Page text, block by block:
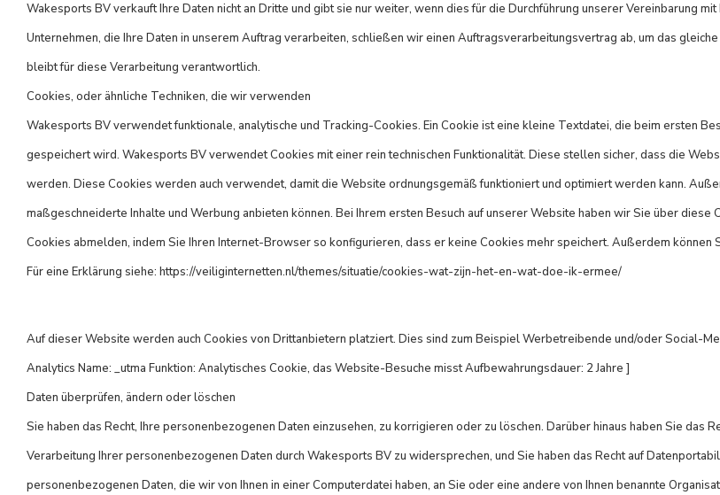
Wakesports BV verkauft Ihre Daten nicht an Dritte und gibt sie nur weiter, wenn dies für die Durchführung unserer Vereinbarung
Unternehmen, die Ihre Daten in unserem Auftrag verarbeiten, schließen wir einen Auftragsverarbeitungsvertrag ab, um das
bleibt für diese Verarbeitung verantwortlich.
Cookies, oder ähnliche Techniken, die wir verwenden
Wakesports BV verwendet funktionale, analytische und Tracking-Cookies. Ein Cookie ist eine kleine Textdatei, die beim ersten
gespeichert wird. Wakesports BV verwendet Cookies mit einer rein technischen Funktionalität. Diese stellen sicher, dass die
werden. Diese Cookies werden auch verwendet, damit die Website ordnungsgemäß funktioniert und optimiert werden kann.
maßgeschneiderte Inhalte und Werbung anbieten können. Bei Ihrem ersten Besuch auf unserer Website haben wir Sie über
Cookies abmelden, indem Sie Ihren Internet-Browser so konfigurieren, dass er keine Cookies mehr speichert. Außerdem
Für eine Erklärung siehe: https://veiliginternetten.nl/themes/situatie/cookies-wat-zijn-het-en-wat-doe-ik-ermee/
Auf dieser Website werden auch Cookies von Drittanbietern platziert. Dies sind zum Beispiel Werbetreibende und/oder Social-
Analytics Name: _utma Funktion: Analytisches Cookie, das Website-Besuche misst Aufbewahrungsdauer: 2 Jahre ]
Daten überprüfen, ändern oder löschen
Sie haben das Recht, Ihre personenbezogenen Daten einzusehen, zu korrigieren oder zu löschen. Darüber hinaus haben Sie
Verarbeitung Ihrer personenbezogenen Daten durch Wakesports BV zu widersprechen, und Sie haben das Recht auf
personenbezogenen Daten, die wir von Ihnen in einer Computerdatei haben, an Sie oder eine andere von Ihnen benannte